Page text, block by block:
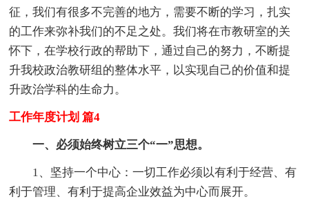
征，我们有很多不完善的地方，需要不断的学习，扎实
的工作来弥补我们的不足之处。我们将在市教研室的关
怀下，在学校行政的帮助下，通过自己的努力，不断提
升我校政治教研组的整体水平，以实现自己的价值和提
升政治学科的生命力。
工作年度计划 篇4
一、必须始终树立三个“一”思想。
1、坚持一个中心：一切工作必须以有利于经营、有
利于管理、有利于提高企业效益为中心而展开。